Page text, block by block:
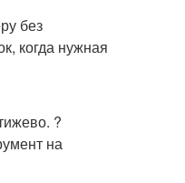
без
когда нужная
?
на